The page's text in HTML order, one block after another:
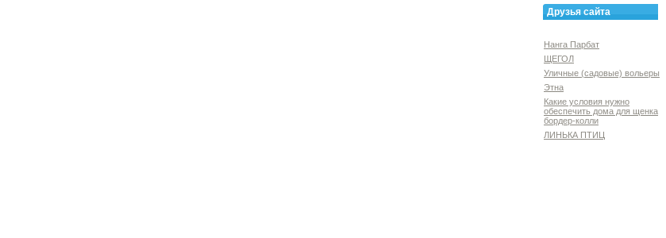
Друзья сайта
Нанга Парбат
ЩЕГОЛ
Уличные (садовые) вольеры
Этна
Какие условия нужно
обеспечить дома для щенка
бордер-колли
ЛИНЬКА ПТИЦ